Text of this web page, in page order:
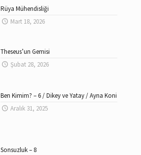
Rüya Mühendisliği
Mart 18, 2026
Theseus’un Gemisi
Şubat 28, 2026
Ben Kimim? – 6 / Dikey ve Yatay / Ayna Koni
Aralık 31, 2025
Sonsuzluk – 8